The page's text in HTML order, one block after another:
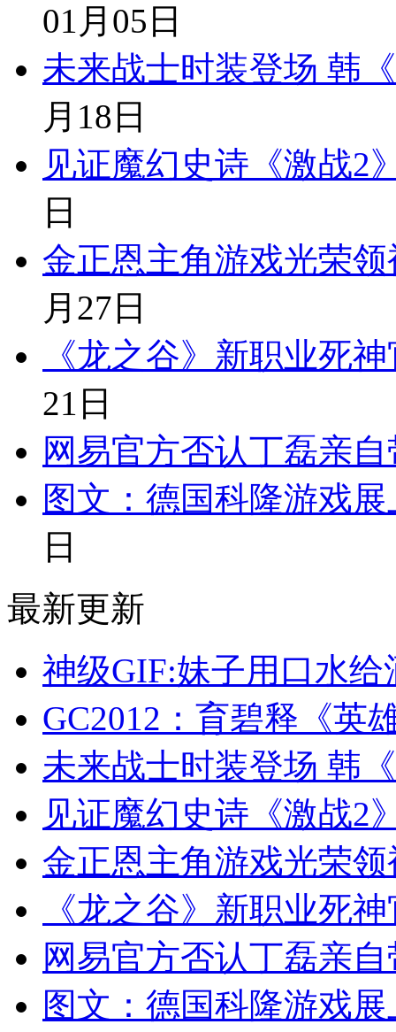
01月05日
未来战士时装登场 韩
月18日
见证魔幻史诗《激战2
日
金正恩主角游戏光荣
月27日
《龙之谷》新职业死
21日
网易官方否认丁磊亲
图文：德国科隆游戏
日
最新更新
神级GIF:妹子用口水
GC2012：育碧释《英
未来战士时装登场 韩
见证魔幻史诗《激战2
金正恩主角游戏光荣
《龙之谷》新职业死
网易官方否认丁磊亲
图文：德国科隆游戏